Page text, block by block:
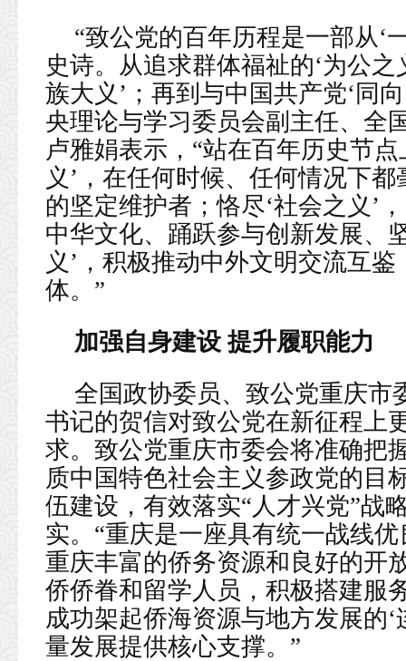
“致公党的百年历程是一部从‘
史诗。从追求群体福祉的‘为公
族大义’；再到与中国共产党‘同
央理论与学习委员会副主任、全
卢雅娟表示，“站在百年历史节
义’，在任何时候、任何情况下
的坚定维护者；恪尽‘社会之义’
中华文化、踊跃参与创新发展、
义’，积极推动中外文明交流互
体。”
加强自身建设 提升履职能力
全国政协委员、致公党重庆市
书记的贺信对致公党在新征程上
求。致公党重庆市委会将准确把
质中国特色社会主义参政党的目
伍建设，有效落实“人才兴党”战
实。“重庆是一座具有统一战线
重庆丰富的侨务资源和良好的开
侨侨眷和留学人员，积极搭建服
成功架起侨海资源与地方发展的
量发展提供核心支撑。”